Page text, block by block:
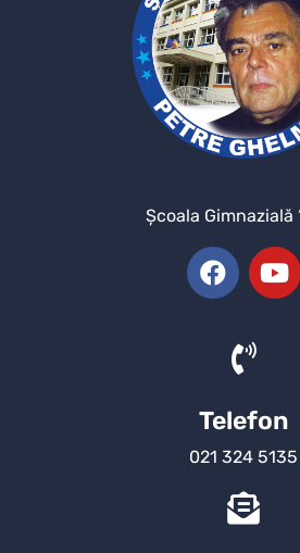
Şcoala Gimnazială
Telefon
021 324 5135